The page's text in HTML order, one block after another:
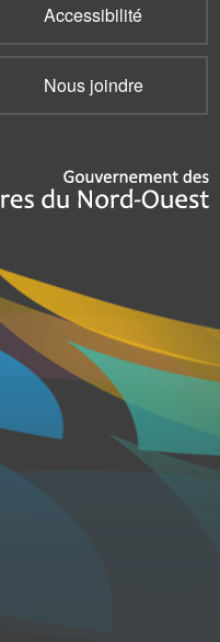
Accessibilité
Nous joindre